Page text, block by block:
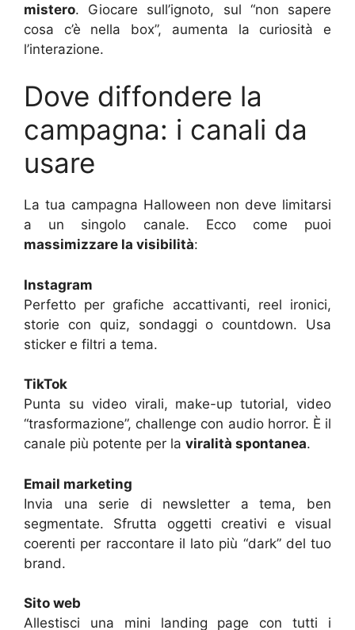
mistero. Giocare sull’ignoto, sul “non sapere
cosa c’è nella box”, aumenta la curiosità e
l’interazione.
Dove diffondere la
campagna: i canali da
usare
La tua campagna Halloween non deve limitarsi
a un singolo canale. Ecco come puoi
massimizzare la visibilità:
Instagram
Perfetto per grafiche accattivanti, reel ironici,
storie con quiz, sondaggi o countdown. Usa
sticker e filtri a tema.
TikTok
Punta su video virali, make-up tutorial, video
“trasformazione”, challenge con audio horror. È il
canale più potente per la viralità spontanea.
Email marketing
Invia una serie di newsletter a tema, ben
segmentate. Sfrutta oggetti creativi e visual
coerenti per raccontare il lato più “dark” del tuo
brand.
Sito web
Allestisci una mini landing page con tutti i